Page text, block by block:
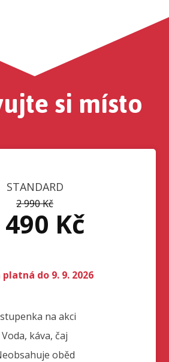
si místo
STANDARD
2 990 Kč
Kč
platná do 9. 9. 2026
na akci
Voda, káva, čaj
oběd